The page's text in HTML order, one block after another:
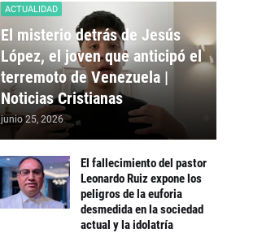
ACTUALIDAD
El misterio detrás de Jesús
López, el joven que anticipó el
terremoto de Venezuela |
Noticias Cristianas
junio 25, 2026
El fallecimiento del pastor
Leonardo Ruiz expone los
peligros de la euforia
desmedida en la sociedad
actual y la idolatría